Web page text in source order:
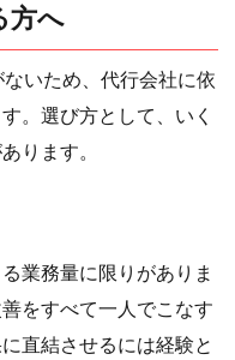
方へ
いため、代行会社に依
。選び方として、いく
ります。
業務量に限りがありま
をすべて一人でこなす
直結させるには経験と